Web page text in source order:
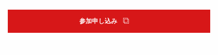
参加申し込み